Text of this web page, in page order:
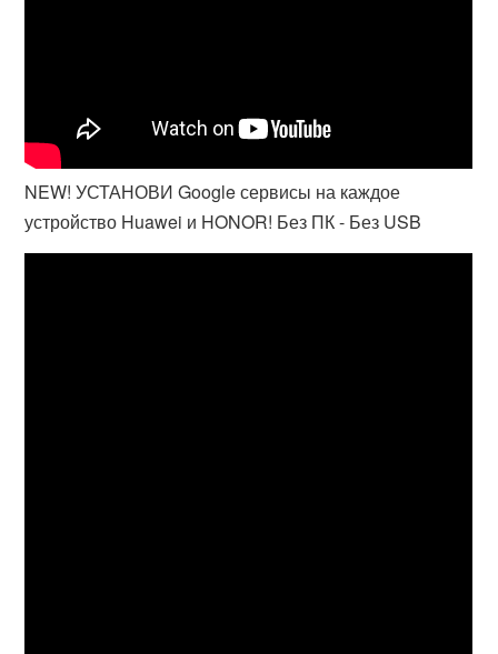
NEW! УСТАНОВИ Google сервисы на каждое
устройство Huawei и HONOR! Без ПК - Без USB